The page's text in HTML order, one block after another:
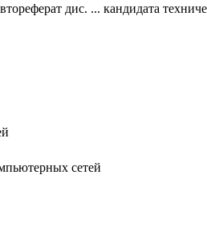
дис. ... кандидата
сетей